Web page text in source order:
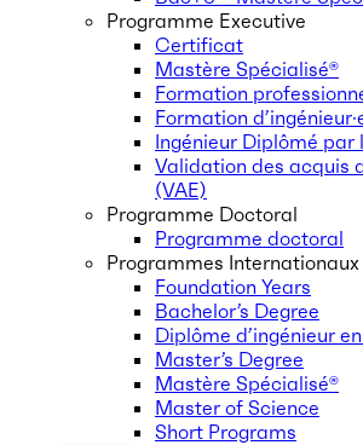
Programme Executive
Certificat
Mastère Spécialisé®
Formation
Formation
Ingénieur Diplômé par
Validation des acquis
(VAE)
Programme Doctoral
Programme doctoral
Programmes Internationaux
Foundation Years
Bachelor’s Degree
Diplôme d’ingénieur
Master’s Degree
Mastère Spécialisé®
Master of Science
Short Programs